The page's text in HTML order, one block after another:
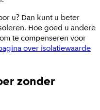
u? Dan kunt u beter
Hoe goed u andere
te compenseren voor
over isolatiewaarde
zonder